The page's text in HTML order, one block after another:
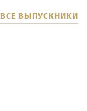
ВСЕ ВЫПУСКНИКИ